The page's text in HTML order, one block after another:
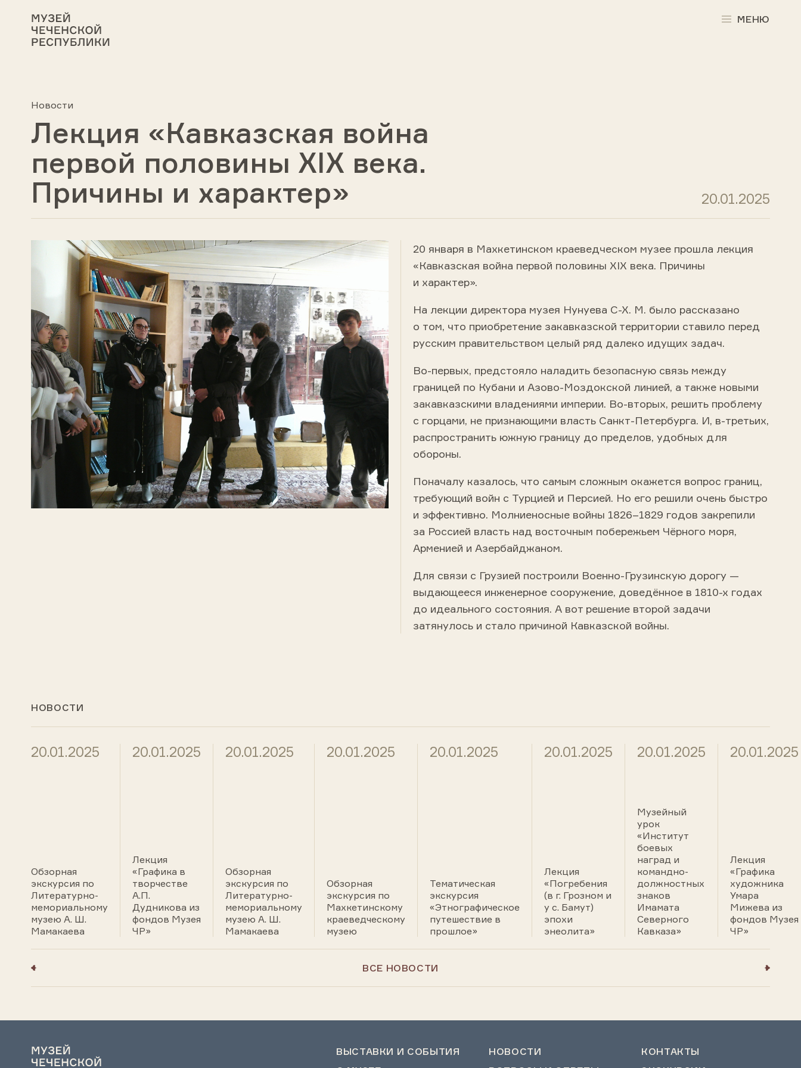
МЕНЮ
Новости
Лекция «Кавказская война
первой половины ХIХ века.
Причины и характер»
20.01.2025
20 января в Махкетинском краеведческом музее прошла лекция
«Кавказская война первой половины ХIХ века. Причины
и характер».
На лекции директора музея Нунуева С-Х. М. было рассказано
о том, что приобретение закавказской территории ставило перед
русским правительством целый ряд далеко идущих задач.
Во-первых, предстояло наладить безопасную связь между
границей по Кубани и Азово-Моздокской линией, а также новыми
закавказскими владениями империи. Во-вторых, решить проблему
с горцами, не признающими власть Санкт-Петербурга. И, в-третьих,
распространить южную границу до пределов, удобных для
обороны.
Поначалу казалось, что самым сложным окажется вопрос границ,
требующий войн с Турцией и Персией. Но его решили очень быстро
и эффективно. Молниеносные войны 1826–1829 годов закрепили
за Россией власть над восточным побережьем Чёрного моря,
Арменией и Азербайджаном.
Для связи с Грузией построили Военно-Грузинскую дорогу —
выдающееся инженерное сооружение, доведённое в 1810-х годах
до идеального состояния. А вот решение второй задачи
затянулось и стало причиной Кавказской войны.
НОВОСТИ
20.01.2025
Обзорная
экскурсия по
Литературно-
мемориальному
музею А. Ш.
Мамакаева
20.01.2025
Лекция
«Графика в
творчестве
А.П.
Дудникова из
фондов Музея
ЧР»
20.01.2025
Обзорная
экскурсия по
Литературно-
мемориальному
музею А. Ш.
Мамакаева
20.01.2025
Обзорная
экскурсия по
Махкетинскому
краеведческому
музею
20.01.2025
Тематическая
экскурсия
«Этнографическое
путешествие в
прошлое»
20.01.2025
Лекция
«Погребения
(в г. Грозном и
у с. Бамут)
эпохи
энеолита»
20.01.2025
Музейный
урок
«Институт
боевых
наград и
командно-
должностных
знаков
Имамата
Северного
Кавказа»
20.01.2025
Лекция
«Графика
художника
Умара
Мижева из
фондов Музея
ЧР»
ВСЕ НОВОСТИ
ВЫСТАВКИ И СОБЫТИЯ НОВОСТИ
КОНТАКТЫ